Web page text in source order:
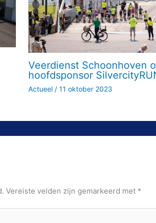
Veerdienst Schoonhoven
hoofdsponsor
Actueel/ 11 oktober 2023
Vereiste velden zijn gemarkeerd met *